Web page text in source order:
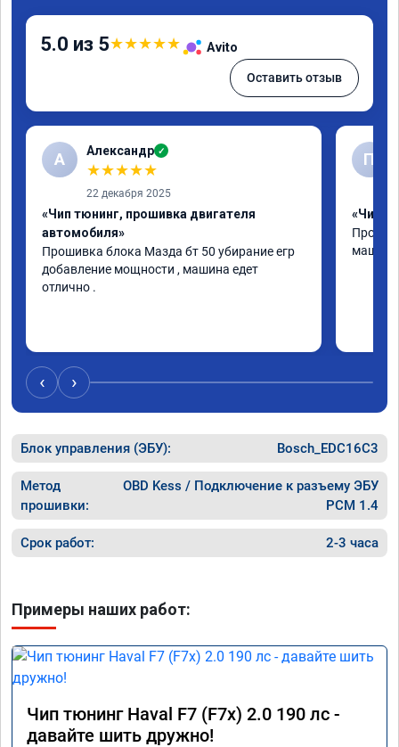
5.0 из 5★★★★★ Avito
Оставить отзыв
А Александр ✓
★★★★★
22 декабря 2025
«Чип тюнинг, прошивка двигателя
автомобиля»
Прошивка блока Мазда бт 50 убирание егр
добавление мощности , машина едет
отлично .
П
«Чип
‹ ›
Блок управления (ЭБУ): Bosch_EDC16C3
Метод
прошивки:
OBD Kess / Подключение к разъему ЭБУ
PCM 1.4
Срок работ: 2-3 часа
Примеры наших работ:
Чип тюнинг Haval F7 (F7x) 2.0 190 лс -
давайте шить дружно!